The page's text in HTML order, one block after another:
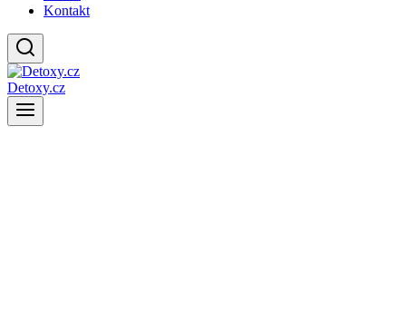
Kontakt
Detoxy.cz